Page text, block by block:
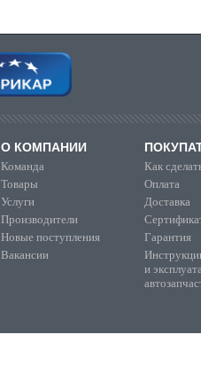
О КОМПАНИИ
Команда
Товары
Услуги
Производители
Новые поступления
Вакансии
Как
Оплата
Доставка
Гарантия
и